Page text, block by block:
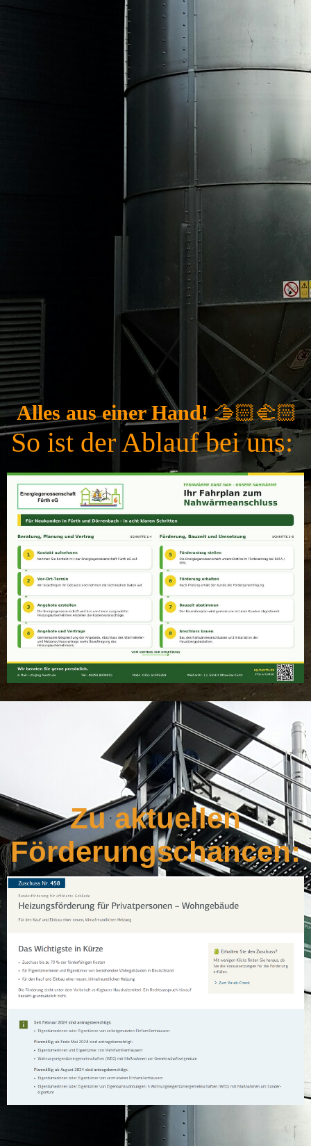
Alles aus einer Hand!🫱🏻‍🫲🏻
So ist der Ablauf bei uns:
Zu aktuellen
Förderungschancen: